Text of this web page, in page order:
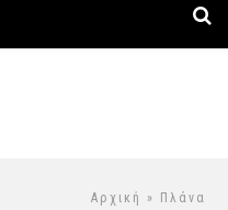
Αρχική » Πλάνα